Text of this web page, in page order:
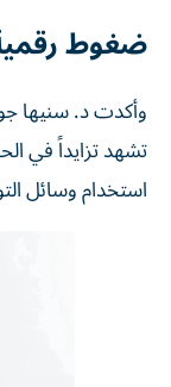
ضغوط
وأكدت د. سنيها
تشهد تزايداً في
استخدام وسائل